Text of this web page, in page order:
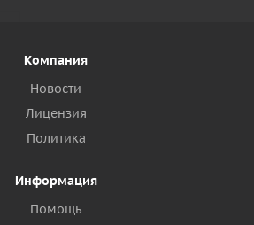
Компания
Новости
Лицензия
Политика
Информация
Помощь